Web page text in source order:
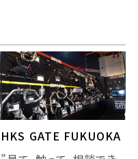
HKS GATE FUKUOKA